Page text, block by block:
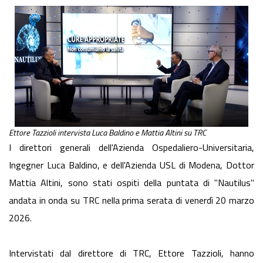
Ettore Tazzioli intervista Luca Baldino e Mattia Altini su TRC
I direttori generali dell'Azienda Ospedaliero-Universitaria,
Ingegner Luca Baldino, e dell'Azienda USL di Modena, Dottor
Mattia Altini, sono stati ospiti della puntata di "Nautilus"
andata in onda su TRC nella prima serata di venerdì 20 marzo
2026.
Intervistati dal direttore di TRC, Ettore Tazzioli, hanno